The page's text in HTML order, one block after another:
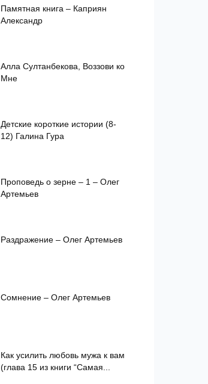
Памятная книга – Каприян
Александр
Алла Султанбекова, Воззови ко
Мне
Детские короткие истории (8-
12) Галина Гура
Проповедь о зерне – 1 – Олег
Артемьев
Раздражение – Олег Артемьев
Сомнение – Олег Артемьев
Как усилить любовь мужа к вам
(глава 15 из книги “Самая...